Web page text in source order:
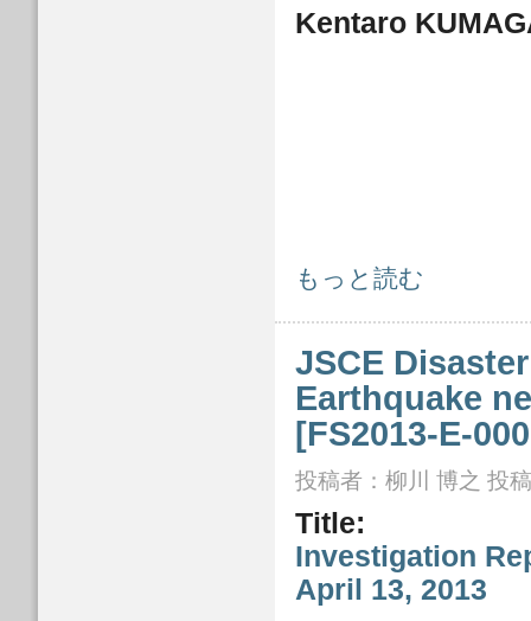
Kentaro
Tsunami-induced Debris of Freight
もっと読む
JSCE
Earthquake
[FS2013-E-
投稿者： 柳川 博之 投
Title:
Investigation
April 13, 2013